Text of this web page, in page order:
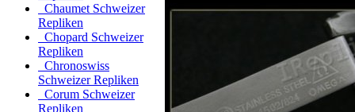
Chaumet Schweizer
Repliken
Chopard Schweizer
Repliken
Chronoswiss
Schweizer Repliken
Corum Schweizer
Repliken